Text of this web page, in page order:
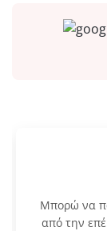
Μπορώ να πώ ότι
από την